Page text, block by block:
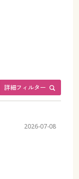
詳細フィルター
2026-07-08